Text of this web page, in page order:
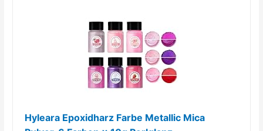
Hyleara Epoxidharz Farbe Metallic Mica